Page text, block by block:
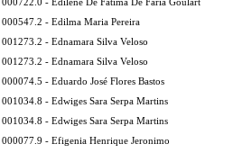
000722.0 - Edilene De Fatima De Faria Goulart
000547.2 - Edilma Maria Pereira
001273.2 - Ednamara Silva Veloso
001273.2 - Ednamara Silva Veloso
000074.5 - Eduardo José Flores Bastos
001034.8 - Edwiges Sara Serpa Martins
001034.8 - Edwiges Sara Serpa Martins
000077.9 - Efigenia Henrique Jeronimo